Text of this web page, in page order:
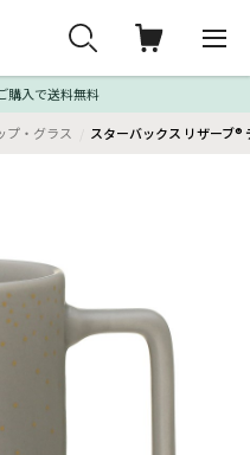
購入で送料無料
プ・グラス スターバックス リザーブ